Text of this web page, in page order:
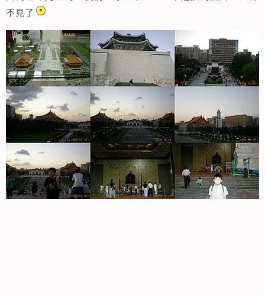
不見了